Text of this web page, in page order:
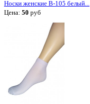
Носки женские В-105 белый...
Цена: 50 руб